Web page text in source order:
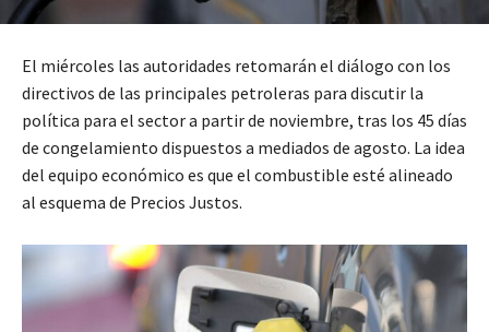
El miércoles las autoridades retomarán el diálogo con los
directivos de las principales petroleras para discutir la
política para el sector a partir de noviembre, tras los 45 días
de congelamiento dispuestos a mediados de agosto. La idea
del equipo económico es que el combustible esté alineado
al esquema de Precios Justos.